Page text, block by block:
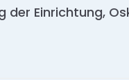
der Einrichtung,